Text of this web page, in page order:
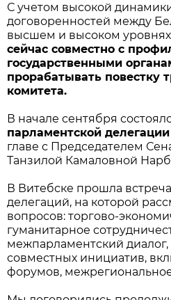
С учетом высокой
договоренностей между
высшем и высоком уровнях
сейчас совместно с
государственными
прорабатывать повестку
комитета.
В начале сентября
парламентской
главе с Председателем
Танзилой Камаловной
В Витебске прошла
делегаций, на которой
вопросов: торгово-
гуманитарное
межпарламентский диалог,
совместных инициатив,
форумов,